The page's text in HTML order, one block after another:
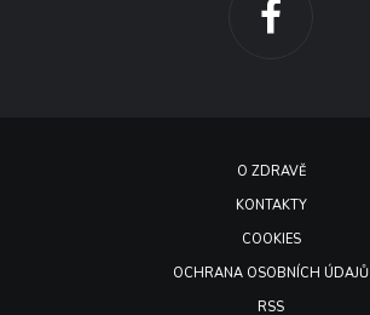
O ZDRAVĚ
KONTAKTY
COOKIES
OCHRANA OSOBNÍCH ÚDAJŮ
RSS